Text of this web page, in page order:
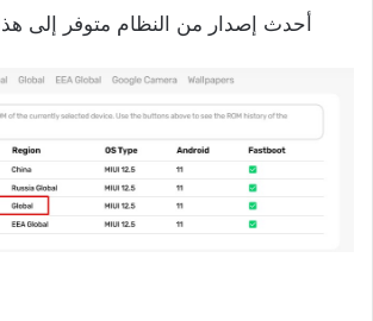
أحدث إصدار من النظام متوفر إلى